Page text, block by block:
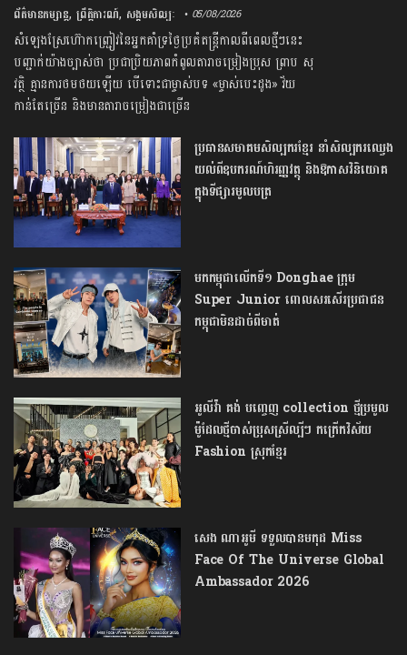
ព័ត៌មានកម្សាន្ត, ព្រឹត្តិការណ៍, សង្គមសិល្បៈ • 05/08/2026
សំឡេង​ស្រែ​ហ៊ោកញ្ជ្រៀវ​នៃ​អ្នក​គាំទ្រ​ថ្ងៃ​ប្រគំ​តន្ត្រី​កាលពី​ពេល​ថ្មី​ៗ​នេះ
បញ្ជាក់​យ៉ាង​ច្បាស់​ថា ប្រជាប្រិយភាព​កំពូល​តារា​ចម្រៀង​ប្រុស ព្រាប សុ
វត្ថិ គ្មាន​ការ​ថមថយ​ឡើយ បើ​ទោះ​ជា​ម្ចាស់​បទ «ម្ចាស់​បេះដូង» វ័យ​
កាន់តែ​ច្រើន និង​មាន​តារា​ចម្រៀង​ជាច្រើន​
ប្រធានសមាគមសិល្បករខ្មែរ នាំសិល្បករឈ្វេង
យល់ពីឧបករណ៍ហិរញ្ញវត្ថុ និងឱកាសវិនិយោគ
ក្នុងទីផ្សារមូលបត្រ
មកកម្ពុជាលើកទី១ Donghae ក្រុម
Super Junior ពោលសរសើរប្រជាជន
កម្ពុជាមិនដាច់ពីមាត់
អូលីវ៉ា គង់ បញ្ចេញ ​collection ថ្មី​ប្រមូល​
ម៉ូដែល​ថ្មីចាស់ប្រុសស្រីល្បីៗ កក្រើកវិស័យ
Fashion ស្រុកខ្មែរ
សេង ណាអូមី ទទួលបានមកុដ Miss
Face Of The Universe Global
Ambassador 2026